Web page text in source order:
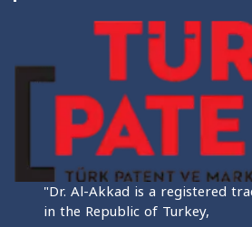
"Dr. Al-Akkad is a registered
in the Republic of Turkey,